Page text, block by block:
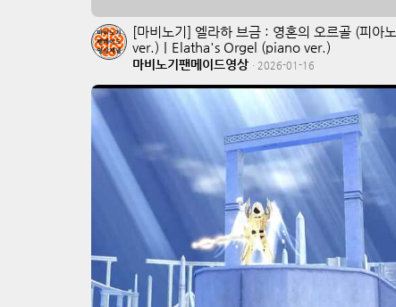
[마비노기] 엘라하 브금 : 영혼의 오르골 (피아노
ver.)｜Elatha's Orgel (piano ver.)
마비노기팬메이드영상 · 2026-01-16